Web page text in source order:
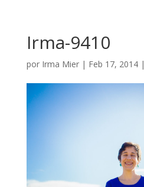
Irma-9410
por Irma Mier| Feb 17, 2014|